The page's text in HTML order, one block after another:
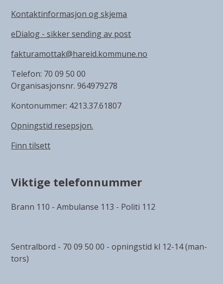
Kontaktinformasjon og skjema
eDialog - sikker sending av post
fakturamottak@hareid.kommune.no
Telefon: 70 09 50 00
Organisasjonsnr. 964979278
Kontonummer: 4213.37.61807
Opningstid resepsjon.
Finn tilsett
Viktige telefonnummer
Brann 110 - Ambulanse 113 - Politi 112
Sentralbord - 70 09 50 00 - opningstid kl 12-14 (man-
tors)